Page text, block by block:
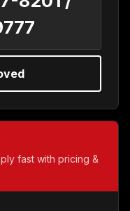
fast with pricing &